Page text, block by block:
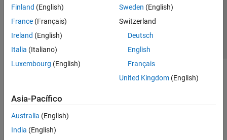
Finland (English)
France (Français)
Ireland (English)
Italia (Italiano)
Luxembourg (English)
Sweden (English)
Switzerland
Deutsch
English
Français
United Kingdom(English)
Asia-Pacífico
Australia (English)
India (English)